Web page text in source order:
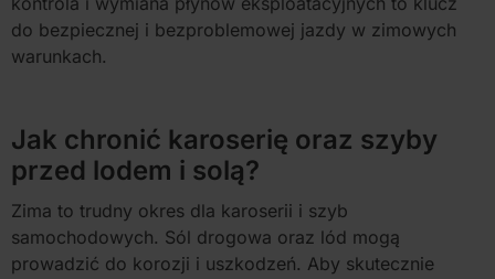
do bezpiecznej i bezproblemowej jazdy w zimowych
warunkach.
Jak chronić karoserię oraz szyby
przed lodem i solą?
Zima to trudny okres dla karoserii i szyb
samochodowych. Sól drogowa oraz lód mogą
prowadzić do korozji i uszkodzeń. Aby skutecznie